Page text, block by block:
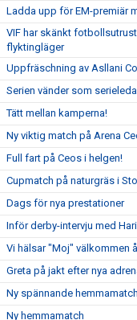
Ladda upp för EM-premiär
VIF har skänkt
flyktingläger
Uppfräschning av Asllani
Serien vänder som
Tätt mellan kamperna!
Ny viktig match på Arena
Full fart på Ceos i helgen!
Cupmatch på naturgräs i
Dags för nya prestationer
Inför derby-intervju med
Vi hälsar "Moj" välkommen
Greta på jakt efter nya
Ny spännande
Ny hemmamatch